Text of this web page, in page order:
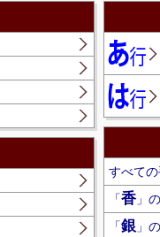
すべて
「香」
「銀 」